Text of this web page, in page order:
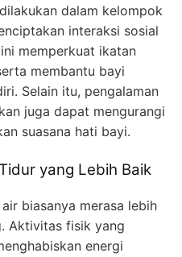
dalam kelompok
interaksi sosial
memperkuat ikatan
membantu bayi
Selain itu, pengalaman
juga dapat mengurangi
suasana hati bayi.
yang Lebih Baik
biasanya merasa lebih
Aktivitas fisik yang
energi